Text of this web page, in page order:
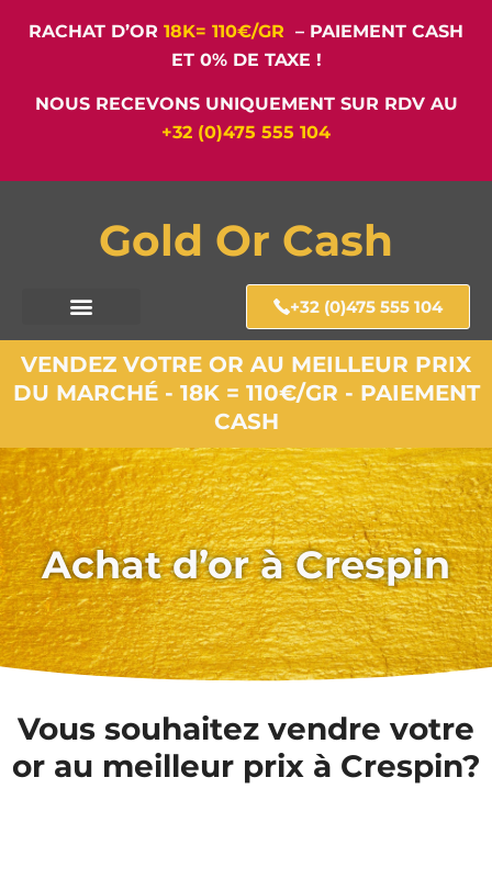
RACHAT D’OR 18K= 110€/GR – PAIEMENT CASH
ET 0% DE TAXE !
NOUS RECEVONS UNIQUEMENT SUR RDV AU
+32 (0)475 555 104
Gold Or Cash
+32 (0)475 555 104
VENDEZ VOTRE OR AU MEILLEUR PRIX
DU MARCHÉ - 18K = 110€/GR - PAIEMENT
CASH
Achat d’or à Crespin
Vous souhaitez vendre votre
or au meilleur prix à Crespin?